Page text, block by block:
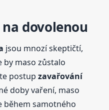
na dovolenou
jsou mnozí skeptičtí,
by maso zůstalo
postupzavařování
doby vaření, maso
během samotného